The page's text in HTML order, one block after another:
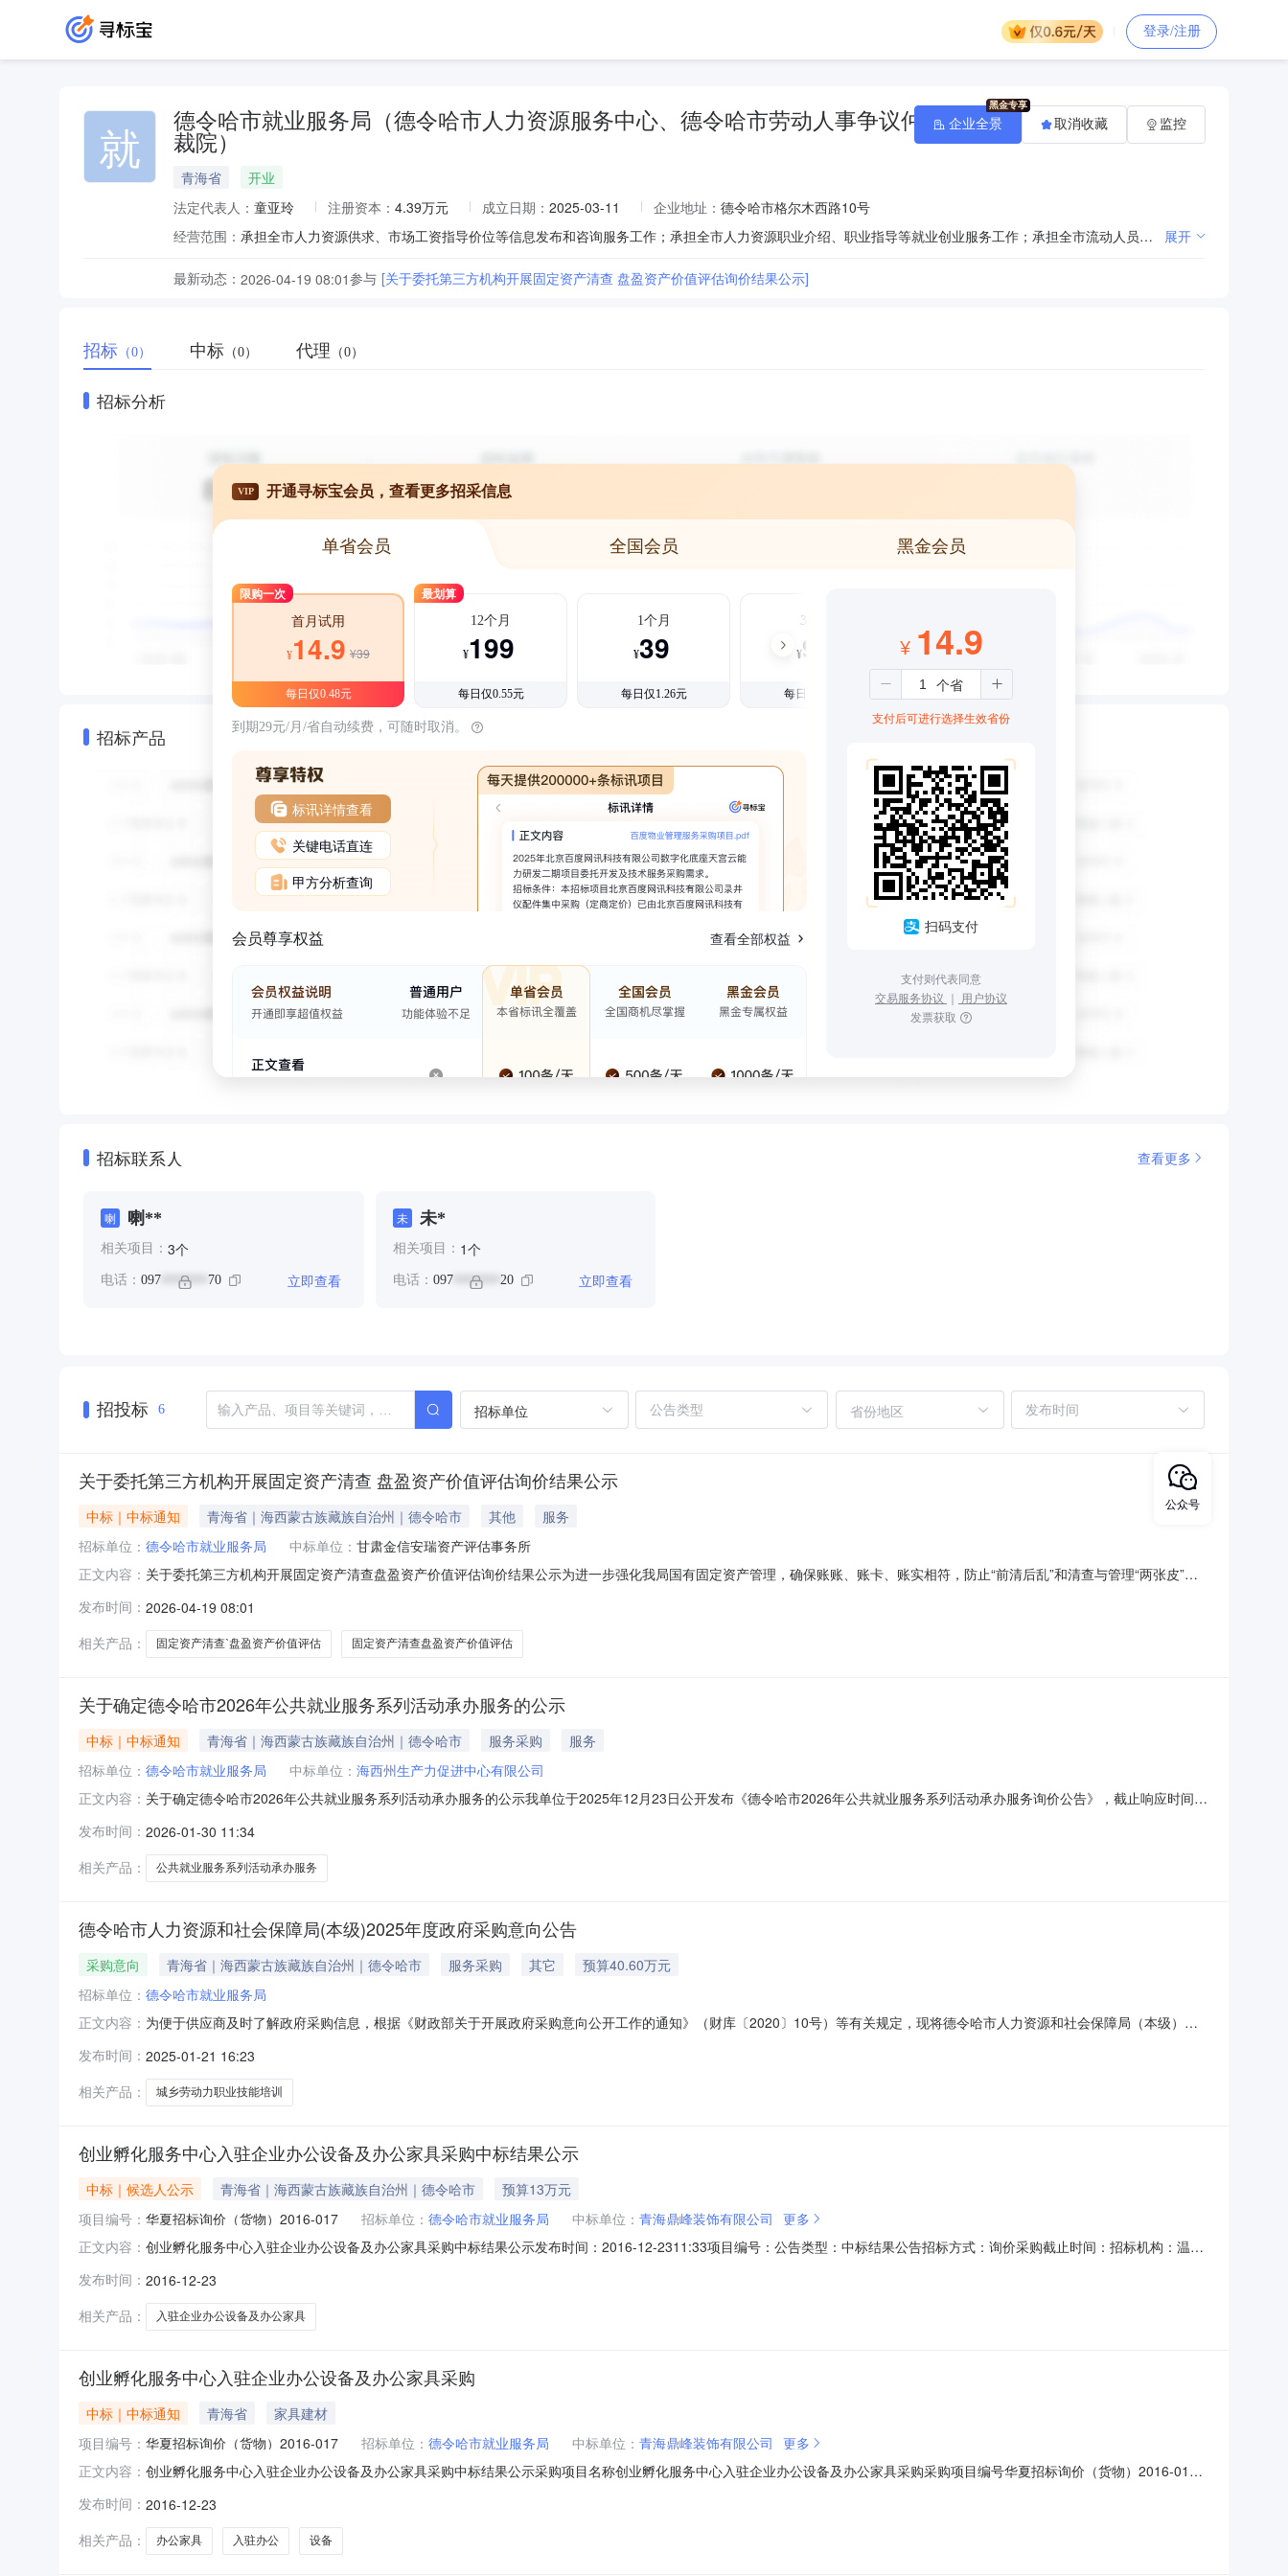
登录/注册
就
德令哈市就业服务局（德令哈市人力资源服务中心、德令哈市劳动人事争议仲
裁院）
青海省
开业
法定代表人： 童亚玲 注册资本： 4.39万元 成立日期： 2025-03-11 企业地址： 德令哈市格尔木西路10号
经营范围：
承担全市人力资源供求、市场工资指导价位等信息发布和咨询服务工作；承担全市人力资源职业介绍、职业指导等就业创业服务工作；承担全市流动人员人事档案管理工作；承担全市人事考试工作；承担全市自主创业人员小额担保贷款的技术支撑和服务工作；承担全市劳务派遣工作；承担全市就业、失业信息数据的统计、整理和应用工作；承担全市劳动人事争议的调解、仲裁的服务保障工作。 展开
最新动态： 2026-04-19 08:01参与 [关于委托第三方机构开展固定资产清查 盘盈资产价值评估询价结果公示]
企业全景 取消收藏 监控
招标 （0） 中标 （0） 代理 （0）
招标分析
招标产品
VIP 开通寻标宝会员，查看更多招采信息
单省会员 全国会员 黑金会员
限购一次
首月试用
¥14.9 ¥39
每日仅0.48元
最划算
12个月
¥199
每日仅0.55元
1个月
¥39
每日仅1.26元
3个月
¥99
每日仅1.08元
到期29元/月/省自动续费，可随时取消。
标讯详情查看
关键电话直连
甲方分析查询
会员尊享权益 查看全部权益
¥ 14.9
支付后可进行选择生效省份
扫码支付
支付则代表同意
交易服务协议 ｜ 用户协议
发票获取
招标联系人 查看更多
喇 喇**
相关项目： 3个
电话： 097 ******* 70 立即查看
未 未*
相关项目： 1个
电话： 097 ******* 20 立即查看
招投标 6 招标单位 省份地区
关于委托第三方机构开展固定资产清查 盘盈资产价值评估询价结果公示
中标｜中标通知 青海省｜海西蒙古族藏族自治州｜德令哈市 其他
服务
招标单位： 德令哈市就业服务局 中标单位： 甘肃金信安瑞资产评估事务所
正文内容： 关于委托第三方机构开展固定资产清查盘盈资产价值评估询价结果公示为进一步强化我局国有固定资产管理，确保账账、账卡、账实相符，防止“前清后乱”和清查与管理“两张皮”，
公司积极参与投标，分别为：甘肃金信安瑞资产评估事务所，甘肃尚真资产评估事务所，北京中企华资产评估责任有限公司。2、评审小组严格按照招标要求，从报价合理性、企业
资质等方面对所有投标公司进行综合评议，经
发布时间： 2026-04-19 08:01
相关产品：
固定资产清查`盘盈资产价值评估 固定资产清查盘盈资产价值评估
关于确定德令哈市2026年公共就业服务系列活动承办服务的公示
中标｜中标通知 青海省｜海西蒙古族藏族自治州｜德令哈市 服务采购
服务
招标单位： 德令哈市就业服务局 中标单位： 海西州生产力促进中心有限公司
正文内容： 关于确定德令哈市2026年公共就业服务系列活动承办服务的公示我单位于2025年12月23日公开发布《德令哈市2026年公共就业服务系列活动承办服务询价公告》，截止响应时间，
期限为7个工作日。如有异议，可在公示期内向我单位提出。联系电话：8228520德令哈市就业服务局2026年1月27日
发布时间： 2026-01-30 11:34
相关产品：
公共就业服务系列活动承办服务
德令哈市人力资源和社会保障局(本级)2025年度政府采购意向公告
采购意向 青海省｜海西蒙古族藏族自治州｜德令哈市 服务采购 其它
预算40.60万元
招标单位： 德令哈市就业服务局
正文内容： 为便于供应商及时了解政府采购信息，根据《财政部关于开展政府采购意向公开工作的通知》（财库〔2020〕10号）等有关规定，现将德令哈市人力资源和社会保障局（本级）
培训采购数量：1项主要功能或目标：通过招标进行290人城乡劳动力技能培训，提高就业服务能力。需满足的要求：通过职业技能培训，促进城乡劳动力就业，使培训人员掌握培训
工种初级基本技能。40.600
发布时间： 2025-01-21 16:23
相关产品：
城乡劳动力职业技能培训
创业孵化服务中心入驻企业办公设备及办公家具采购中标结果公示
中标｜候选人公示 青海省｜海西蒙古族藏族自治州｜德令哈市
预算13万元
项目编号： 华夏招标询价（货物）2016-017 招标单位： 德令哈市就业服务局 中标单位： 青海鼎峰装饰有限公司 更多
正文内容： 创业孵化服务中心入驻企业办公设备及办公家具采购中标结果公示发布时间：2016-12-2311:33项目编号：公告类型：中标结果公告招标方式：询价采购截止时间：招标机构：温州
孵化服务中心入驻企业办公设备及办公家具采购采购项目编号华夏招标询价（货物）2016-017采购方式询价采购预算控制额度13.0050万元成交总金额129700.00元项目分包个数未
分包询价
发布时间： 2016-12-23
相关产品：
入驻企业办公设备及办公家具
创业孵化服务中心入驻企业办公设备及办公家具采购
中标｜中标通知 青海省
家具建材
项目编号： 华夏招标询价（货物）2016-017 招标单位： 德令哈市就业服务局 中标单位： 青海鼎峰装饰有限公司 更多
正文内容： 创业孵化服务中心入驻企业办公设备及办公家具采购中标结果公示采购项目名称创业孵化服务中心入驻企业办公设备及办公家具采购采购项目编号华夏招标询价（货物）2016-017
包要求详见招标文件各包成交内容、数量、价格、型号、单价、合同履行日期及供应商名称第一投标单位单位名称：青海鼎峰装饰有限公司投标金额：129800.00元交货期：5
发布时间： 2016-12-23
相关产品：
办公家具 入驻办公 设备
公众号